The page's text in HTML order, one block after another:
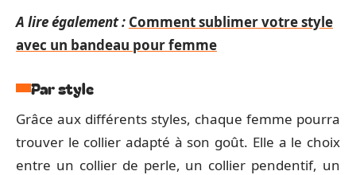
A lire également : Comment sublimer votre style
avec un bandeau pour femme
Par style
Grâce aux différents styles, chaque femme pourra
trouver le collier adapté à son goût. Elle a le choix
entre un collier de perle, un collier pendentif, un